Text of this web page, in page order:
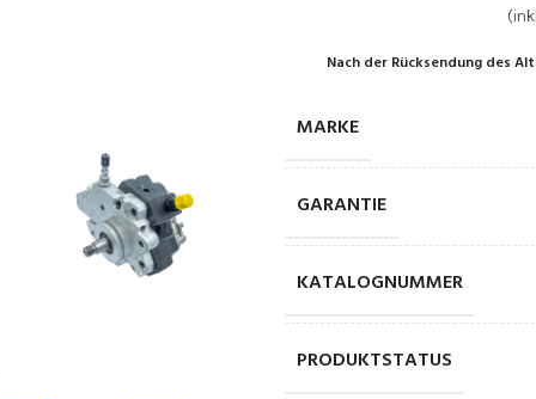
Nach der Rücksendung des
MARKE
GARANTIE
KATALOGNUMMER
PRODUKTSTATUS